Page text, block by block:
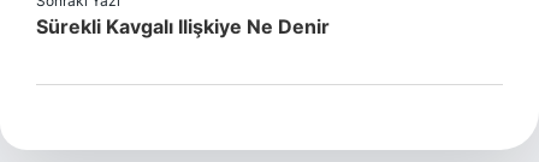
Sürekli Kavgalı Ilişkiye Ne Denir